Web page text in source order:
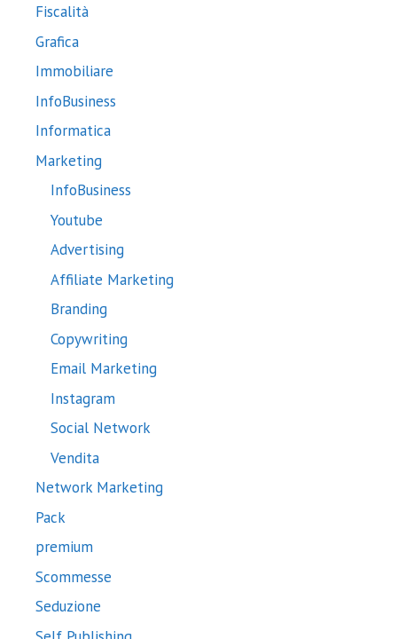
Fiscalità
Grafica
Immobiliare
InfoBusiness
Informatica
Marketing
InfoBusiness
Youtube
Advertising
Affiliate Marketing
Branding
Copywriting
Email Marketing
Instagram
Social Network
Vendita
Network Marketing
Pack
premium
Scommesse
Seduzione